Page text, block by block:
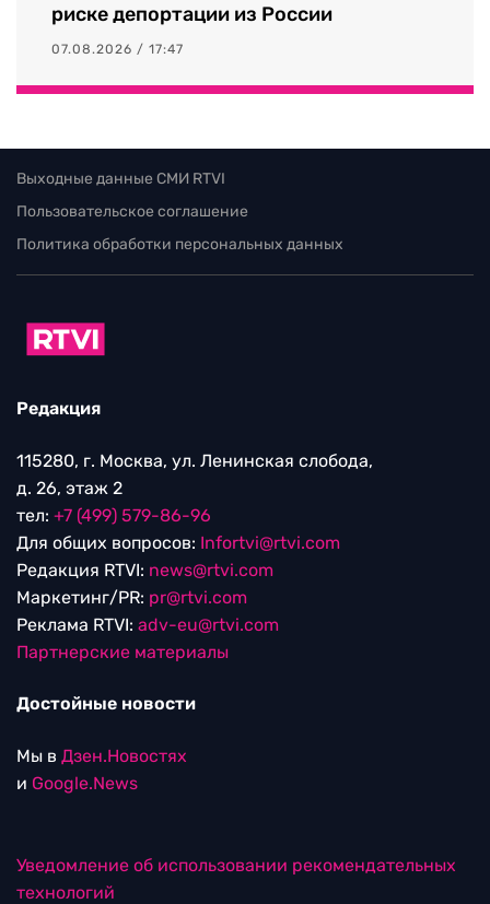
риске депортации из России
07.08.2026 / 17:47
Выходные данные СМИ RTVI
Пользовательское соглашение
Политика обработки персональных данных
Редакция
115280, г. Москва, ул. Ленинская слобода,
д. 26, этаж 2
тел: +7 (499) 579-86-96
Для общих вопросов: Infortvi@rtvi.com
Редакция RTVI: news@rtvi.com
Маркетинг/PR: pr@rtvi.com
Реклама RTVI: adv-eu@rtvi.com
Партнерские материалы
Достойные новости
Мы в Дзен.Новостях
и Google.News
Уведомление об использовании рекомендательных
технологий